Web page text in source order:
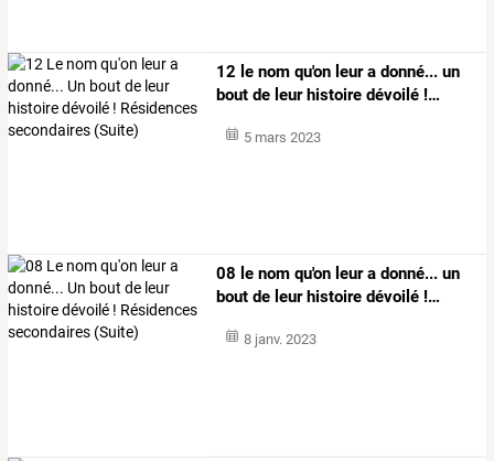
12 le nom qu'on leura donné... un
bout de leurhistoire dévoilé !…
5 mars 2023
08 le nom qu'on leura donné... un
bout de leurhistoire dévoilé !…
8 janv. 2023